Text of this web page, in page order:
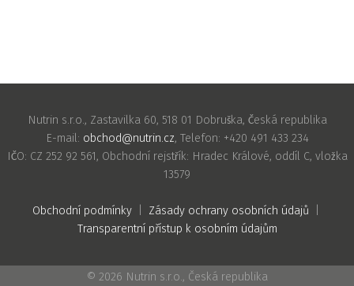
Nutrin s.r.o., Zastavilka 60, 518 01 Dobruška, Česká republika
E-mail: obchod@nutrin.cz, Telefon: +420 491 433 234
IČO: CZ 252 92 561, Obchodní rejstřík: Hradec Králové, oddíl C, vložka
13579
Obchodní podmínky| Zásady ochrany osobních údajů
Transparentní přístup k osobním údajům
© 2026 Nutrin s.r.o., Česká republika